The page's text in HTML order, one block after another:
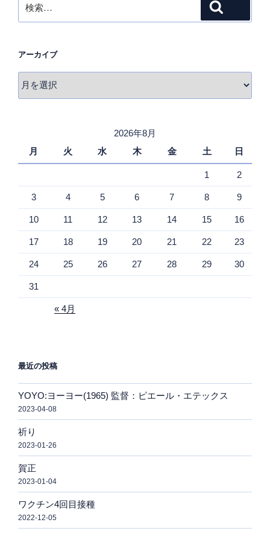
索:
アーカイブ
ー
2026年8月
月
火 水 木 金 土 日
1 2
3 4 5 6 7 8 9
10 11 12 13 14 15 16
17 18 19 20 21 22 23
24 25 26 27 28 29 30
31
« 4月
最近の投稿
YOYO:ヨーヨー(1965) 監督：ピエール・エテックス
2023-04-08
祈り
2023-01-26
賀正
2023-01-04
ワクチン4回目接種
2022-12-05